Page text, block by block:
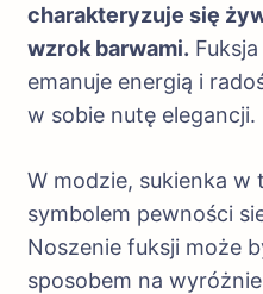
charakteryzuje się
wzrok barwami.
emanuje energią i
w sobie nutę elegancji.
W modzie, sukienka w
symbolem pewności
Noszenie fuksji może
sposobem na